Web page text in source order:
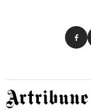
Artribune